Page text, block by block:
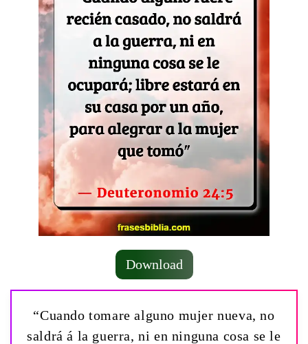
Download
“Cuando tomare alguno mujer nueva, no
saldrá á la guerra, ni en ninguna cosa se le